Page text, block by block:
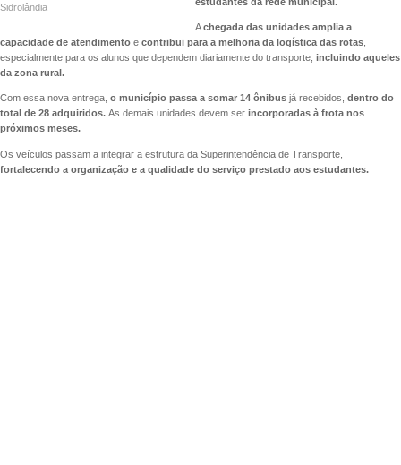
Sidrolândia
Achegada das unidades amplia a
capacidade de atendimento e contribui para a melhoria da logística das rotas
especialmente para os alunos que dependem diariamente do transporte, incluindo aqueles
da zona rural.
Com essa nova entrega, o município passa a somar 14 ônibus já recebidos, dentro do
total de 28 adquiridos. As demais unidades devem ser incorporadas à frota nos
próximos meses.
Os veículos passam a integrar a estrutura da Superintendência de Transporte,
fortalecendo a organização e a qualidade do serviço prestado aos estudantes.